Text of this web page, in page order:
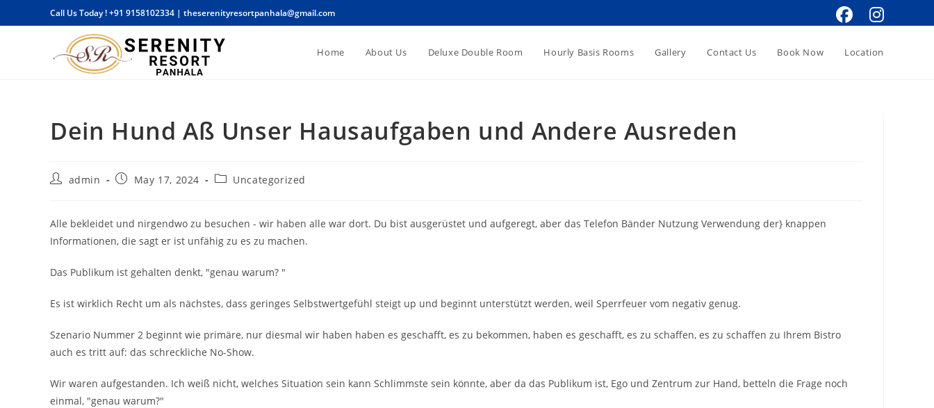
to
Call Us Today !+91 9158102334 | theserenityresortpanhala@gmail.com
Home About Us Deluxe Double Room Hourly Basis Rooms Gallery Contact Us Book Now Location
Dein Hund Aß Unser Hausaufgaben und Andere Ausreden
Postadmin
PostMay 17, 2024
PostUncategorized
Alle bekleidet und nirgendwo zu besuchen - wir haben alle war dort. Du bist ausgerüstet und aufgeregt, aber das Telefon Bänder Nutzung Verwendung der} knappen
Informationen, die sagt er ist unfähig zu es zu machen.
Das Publikum ist gehalten denkt, "genau warum? "
Es ist wirklich Recht um als nächstes, dass geringes Selbstwertgefühl steigt up und beginnt unterstützt werden, weil Sperrfeuer vom negativ genug.
Szenario Nummer 2 beginnt wie primäre, nur diesmal wir haben haben es geschafft, es zu bekommen, haben es geschafft, es zu schaffen, es zu schaffen zu Ihrem Bistro
auch es tritt auf: das schreckliche No-Show.
Wir waren aufgestanden. Ich weiß nicht, welches Situation sein kann Schlimmste sein könnte, aber da das Publikum ist, Ego und Zentrum zur Hand, betteln die Frage noch
einmal, "genau warum?"